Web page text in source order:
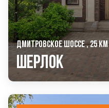
ДМИТРОВСКОЕ ШОССЕ , 25 КМ
Шерлок